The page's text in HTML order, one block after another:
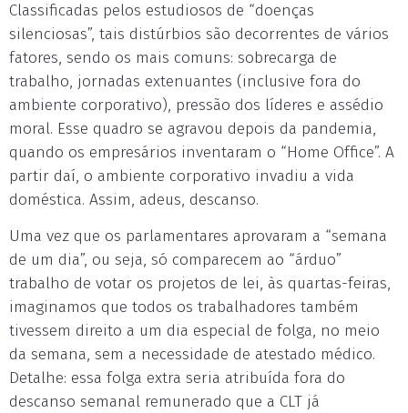
Classificadas pelos estudiosos de “doenças
silenciosas”, tais distúrbios são decorrentes de vários
fatores, sendo os mais comuns: sobrecarga de
trabalho, jornadas extenuantes (inclusive fora do
ambiente corporativo), pressão dos líderes e assédio
moral. Esse quadro se agravou depois da pandemia,
quando os empresários inventaram o “Home Office”. A
partir daí, o ambiente corporativo invadiu a vida
doméstica. Assim, adeus, descanso.
Uma vez que os parlamentares aprovaram a “semana
de um dia”, ou seja, só comparecem ao “árduo”
trabalho de votar os projetos de lei, às quartas-feiras,
imaginamos que todos os trabalhadores também
tivessem direito a um dia especial de folga, no meio
da semana, sem a necessidade de atestado médico.
Detalhe: essa folga extra seria atribuída fora do
descanso semanal remunerado que a CLT já